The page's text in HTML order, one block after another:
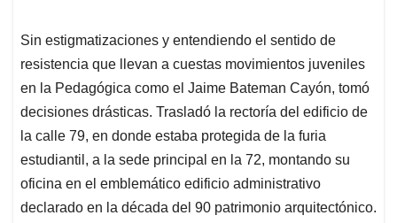
Sin estigmatizaciones y entendiendo el sentido de
resistencia que llevan a cuestas movimientos juveniles
en la Pedagógica como el Jaime Bateman Cayón, tomó
decisiones drásticas. Trasladó la rectoría del edificio de
la calle 79, en donde estaba protegida de la furia
estudiantil, a la sede principal en la 72, montando su
oficina en el emblemático edificio administrativo
declarado en la década del 90 patrimonio arquitectónico.